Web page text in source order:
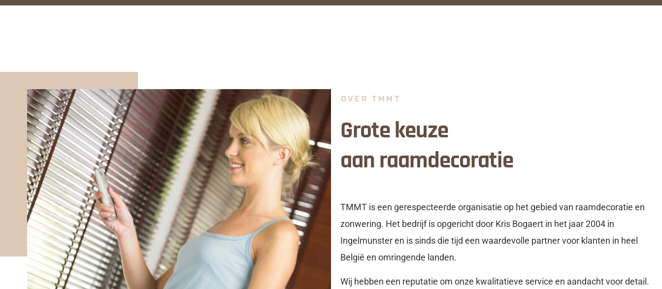
OVER TMMT
Grote keuze
aan raamdecoratie
TMMT is een gerespecteerde organisatie op het gebied van raamdecoratie en
zonwering. Het bedrijf is opgericht door Kris Bogaert in het jaar 2004 in
Ingelmunster en is sinds die tijd een waardevolle partner voor klanten in heel
België en omringende landen.
Wij hebben een reputatie om onze kwalitatieve service en aandacht voor detail.